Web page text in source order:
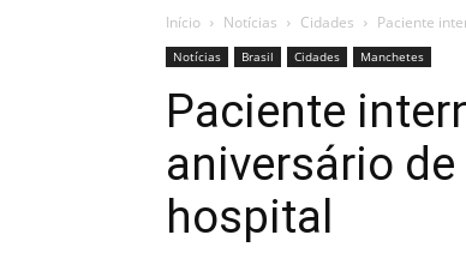
Início Notícias Cidades Paciente
Notícias Brasil Cidades Manchetes
Paciente
aniversário
hospital